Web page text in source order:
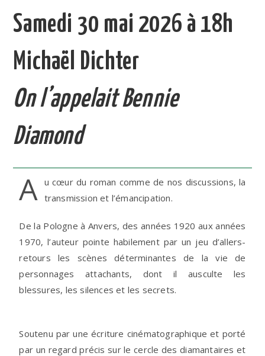
Samedi 30 mai 2026 à 18h
Michaël Dichter
On l’appelait Bennie
Diamond
A u cœur du roman comme de nos discussions, la
transmission et l’émancipation.
De la Pologne à Anvers, des années 1920 aux années
1970, l’auteur pointe habilement par un jeu d’allers-
retours les scènes déterminantes de la vie de
personnages attachants, dont il ausculte les
blessures, les silences et les secrets.
Soutenu par une écriture cinématographique et porté
par un regard précis sur le cercle des diamantaires et